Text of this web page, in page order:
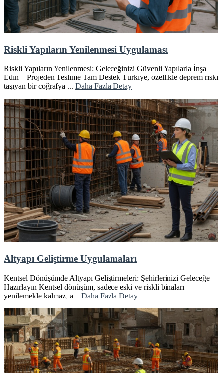
Riskli Yapıların Yenilenmesi Uygulaması
Riskli Yapıların Yenilenmesi: Geleceğinizi Güvenli Yapılarla İnşa
Edin – Projeden Teslime Tam Destek Türkiye, özellikle deprem riski
taşıyan bir coğrafya ... Daha Fazla Detay
Altyapı Geliştirme Uygulamaları
Kentsel Dönüşümde Altyapı Geliştirmeleri: Şehirlerinizi Geleceğe
Hazırlayın Kentsel dönüşüm, sadece eski ve riskli binaları
yenilemekle kalmaz, a... Daha Fazla Detay